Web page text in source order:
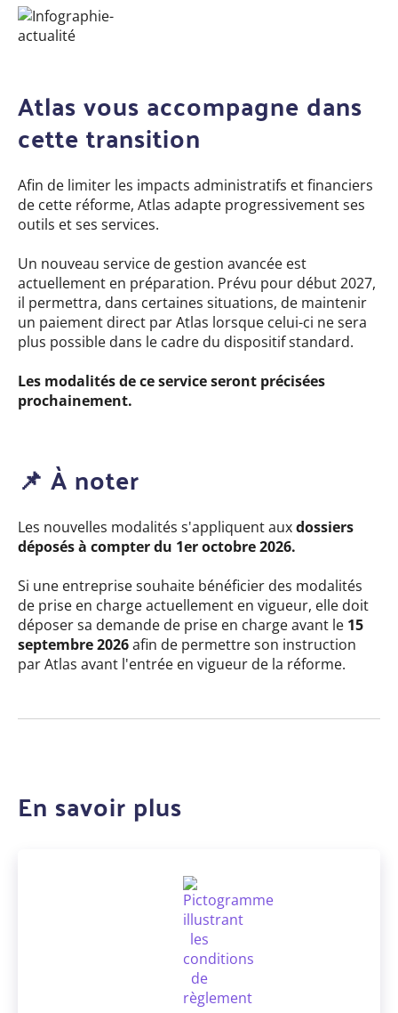
Atlas vous accompagne dans
cette transition
Afin de limiter les impacts administratifs et financiers
de cette réforme, Atlas adapte progressivement ses
outils et ses services.
Un nouveau service de gestion avancée est
actuellement en préparation. Prévu pour début 2027,
il permettra, dans certaines situations, de maintenir
un paiement direct par Atlas lorsque celui-ci ne sera
plus possible dans le cadre du dispositif standard.
Les modalités de ce service seront précisées
prochainement.
📌 À noter
Les nouvelles modalités s'appliquent auxdossiers
déposés à compter du 1er octobre 2026.
Si une entreprise souhaite bénéficier des modalités
de prise en charge actuellement en vigueur, elle doit
déposer sa demande de prise en charge avant le 15
septembre 2026afin de permettre son instruction
par Atlas avant l'entrée en vigueur de la réforme.
En savoir plus